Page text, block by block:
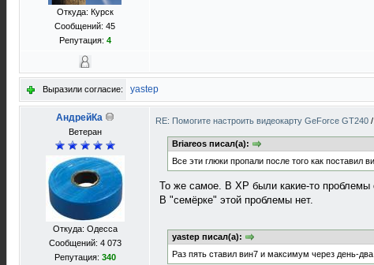
Откуда: Курск
Сообщений: 45
Репутация: 4
Выразили согласие: yastep
АндрейКа
Ветеран
Откуда: Одесса
Сообщений: 4 073
Репутация: 340
RE: Помогите настроить видеокарту GeForce GT240 /
Briareos писал(а):
Все эти глюки пропали после того как поставил
То же самое. В XP были какие-то
В "семёрке" этой проблемы нет.
yastep писал(а):
Раз пять ставил вин7 и максимум через день-